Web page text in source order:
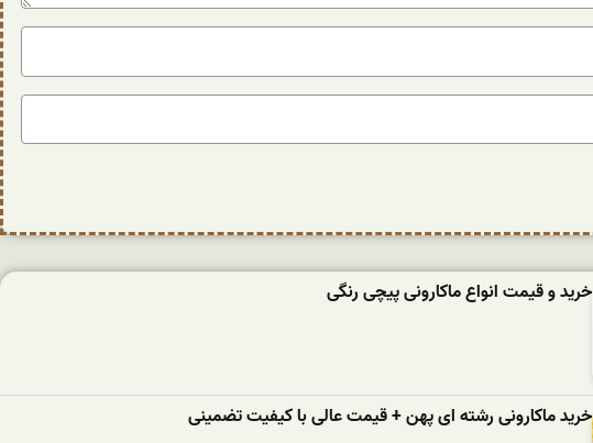
خرید و قیمت انواع ماکارونی پیچی رنگی
خرید ماکارونی رشته ای پهن + قیمت عالی با کیفیت تضمینی